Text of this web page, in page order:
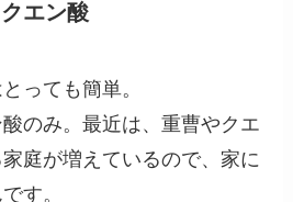
エン酸
っても簡単。
のみ。最近は、重曹やクエ
庭が増えているので、家に
す。